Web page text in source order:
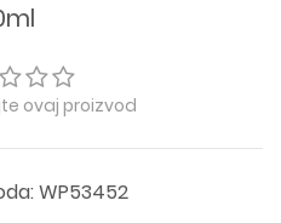
ovaj proizvod
WP53452